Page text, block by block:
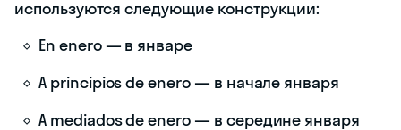
используются следующие конструкции:
En enero — в январе
A principios de enero — в начале января
A mediados de enero — в середине января